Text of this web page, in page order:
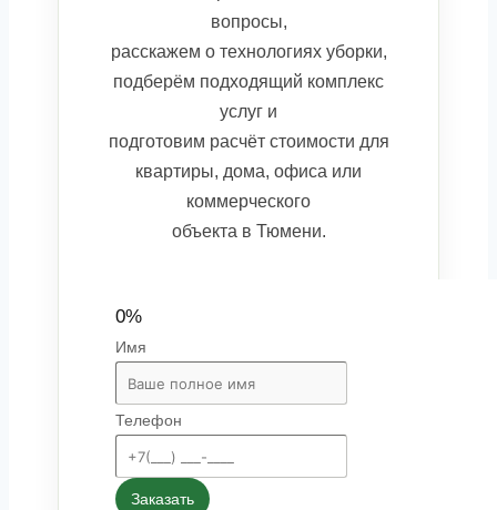
вопросы,
расскажем о технологиях уборки,
подберём подходящий комплекс
услуг и
подготовим расчёт стоимости для
квартиры, дома, офиса или
коммерческого
объекта в Тюмени.
0%
Имя
Телефон
Заказать